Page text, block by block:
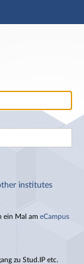
institutes
ein Mal am eCampus
zu Stud.IP etc.